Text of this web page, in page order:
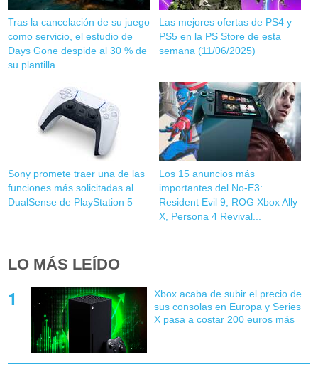
Tras la cancelación de su juego
como servicio, el estudio de
Days Gone despide al 30 % de
su plantilla
Las mejores ofertas de PS4 y
PS5 en la PS Store de esta
semana (11/06/2025)
Sony promete traer una de las
funciones más solicitadas al
DualSense de PlayStation 5
Los 15 anuncios más
importantes del No-E3:
Resident Evil 9, ROG Xbox Ally
X, Persona 4 Revival...
LO MÁS LEÍDO
Xbox acaba de subir el precio de
sus consolas en Europa y Series
X pasa a costar 200 euros más